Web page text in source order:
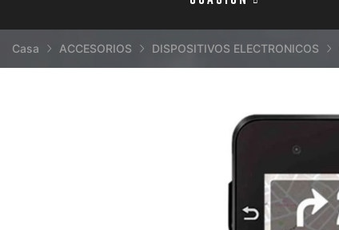
Casa ACCESORIOS DISPOSITIVOS ELECTRONICOS